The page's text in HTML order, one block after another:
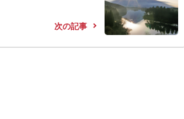
次の記事